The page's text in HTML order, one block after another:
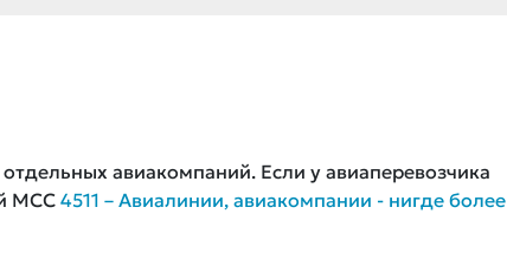
авиакомпаний. Если у авиаперевозчика
MCC 4511 – Авиалинии, авиакомпании - нигде более